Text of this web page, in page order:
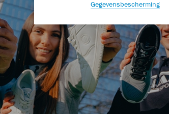
Gegevensbescherming